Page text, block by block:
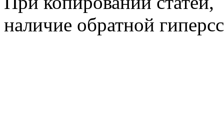
наличие обратной